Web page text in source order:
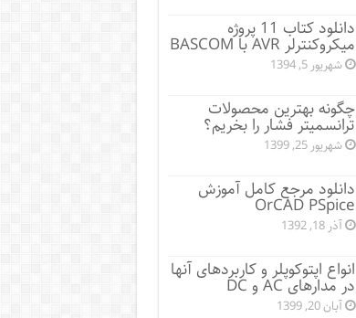
دانلود کتاب 11 پروژه
میکروکنترلر AVR با BASCOM
شهریور 5, 1394
چگونه بهترین محصولات
ترانسمیتر فشار را بخریم؟
شهریور 25, 1399
دانلود مرجع کامل آموزش
OrCAD PSpice
آذر 18, 1392
انواع اپتوکوپلر و کاربردهای آنها
در مدارهای AC و DC
آبان 20, 1399